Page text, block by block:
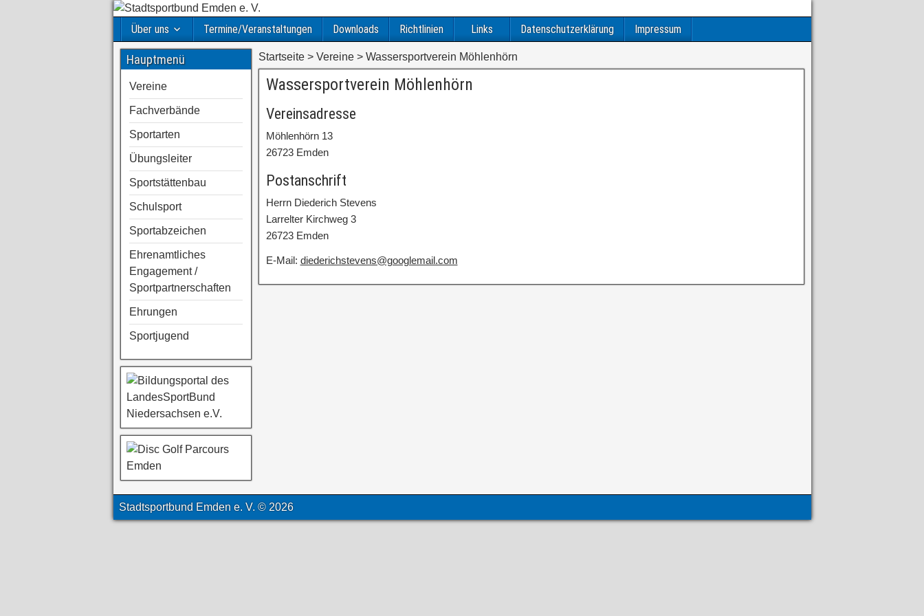
Über uns Termine/Veranstaltungen Downloads Richtlinien Links Datenschutzerklärung Impressum
Startseite> Vereine> Wassersportverein Möhlenhörn
Wassersportverein Möhlenhörn
Vereinsadresse
Möhlenhörn 13
26723 Emden
Postanschrift
Herrn Diederich Stevens
Larrelter Kirchweg 3
26723 Emden
E-Mail: diederichstevens@googlemail.com
Hauptmenü
Vereine
Fachverbände
Sportarten
Übungsleiter
Sportstättenbau
Schulsport
Sportabzeichen
Ehrenamtliches
Engagement /
Sportpartnerschaften
Ehrungen
Sportjugend
Stadtsportbund Emden e. V. © 2026